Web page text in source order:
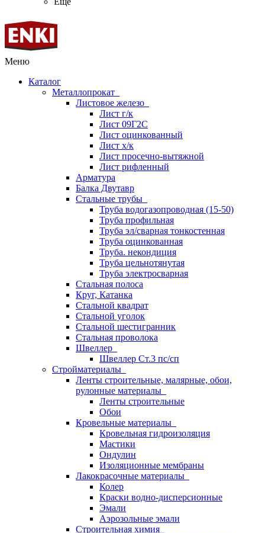
Меню
Каталог
Металлопрокат
Листовое железо
Лист г/к
Лист 09Г2С
Лист оцинкованный
Лист х/к
Лист просечно-вытяжной
Лист рифленный
Арматура
Балка Двутавр
Стальные трубы
Труба водогазопроводная (15-50)
Труба профильная
Труба эл/сварная тонкостенная
Труба оцинкованная
Труба. некондиция
Труба цельнотянутая
Труба электросварная
Стальная полоса
Круг, Катанка
Стальной квадрат
Стальной уголок
Стальной шестигранник
Стальная проволока
Швеллер
Швеллер Ст.3 пс/сп
Стройматериалы
Ленты строительные, малярные, обои,
рулонные материалы
Ленты строительные
Обои
Кровельные материалы
Кровельная гидроизоляция
Мастики
Ондулин
Изоляционные мембраны
Лакокрасочные материалы
Колер
Краски водно-дисперсионные
Эмали
Аэрозольные эмали
Строительная химия